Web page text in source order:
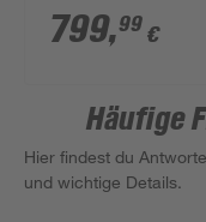
kabellos bis 600
799,99 €
Häufige
Hier findest du
und wichtige Details.